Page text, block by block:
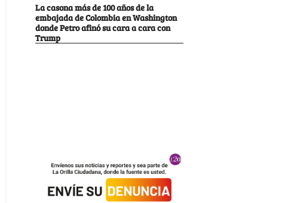
La casona más de 100 años de la
embajada de Colombia en Washington
donde Petro afinó su cara a cara con
Trump